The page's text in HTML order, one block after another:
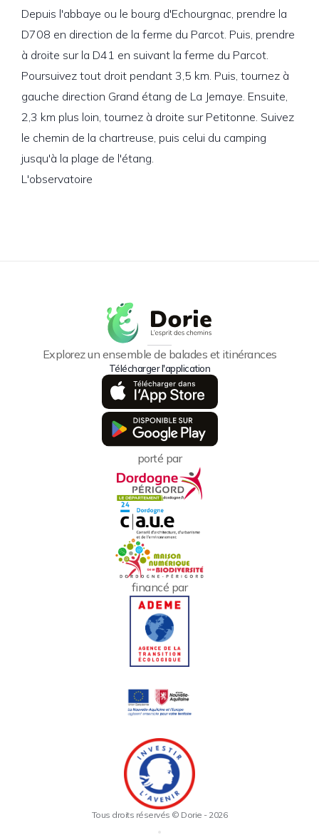
Depuis l'abbaye ou le bourg d'Echourgnac, prendre la
D708 en direction de la ferme du Parcot. Puis, prendre
à droite sur la D41 en suivant la ferme du Parcot.
Poursuivez tout droit pendant 3,5 km. Puis, tournez à
gauche direction Grand étang de La Jemaye. Ensuite,
2,3 km plus loin, tournez à droite sur Petitonne. Suivez
le chemin de la chartreuse, puis celui du camping
jusqu'à la plage de l'étang.
L'observatoire
Explorez un ensemble de balades et itinérances
Télécharger l'application
porté par
financé par
Tous droits réservés © Dorie - 2026
•